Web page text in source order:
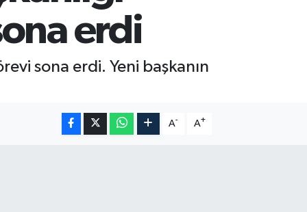
erdi
sona erdi. Yeni başkanın
A- A+